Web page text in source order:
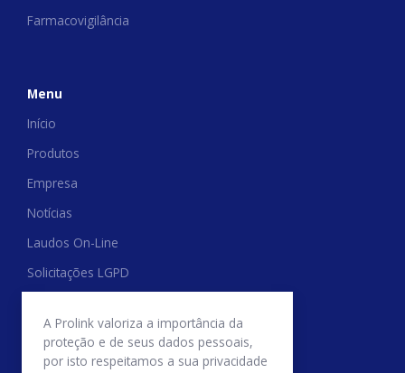
Farmacovigilância
Menu
Início
Produtos
Empresa
Notícias
Laudos On-Line
Solicitações LGPD
Relatório de Transparência Salarial
Politica de Trocas e Devoluções
A Prolink valoriza a importância da
proteção e de seus dados pessoais,
por isto respeitamos a sua privacidade